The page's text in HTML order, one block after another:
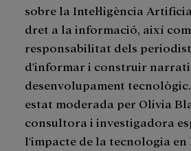
sobre la Intel·ligència
dret a la informació, així
responsabilitat dels
d'informar i construir
desenvolupament
estat moderada per Olivia
consultora i investigadora
l'impacte de la tecnologia en